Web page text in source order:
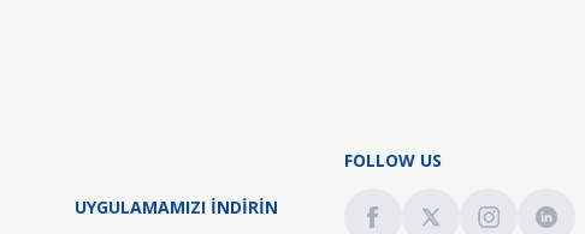
UYGULAMAMIZI İNDİRİN
FOLLOW US